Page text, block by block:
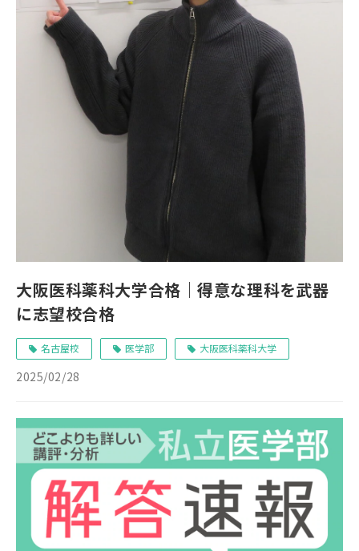
大阪医科薬科大学合格｜得意な理科を武器
に志望校合格
名古屋校 医学部 大阪医科薬科大学
2025/02/28